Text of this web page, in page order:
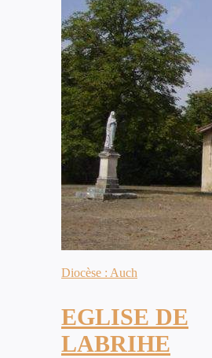
Diocèse : Auch
EGLISE DE
LABRIHE